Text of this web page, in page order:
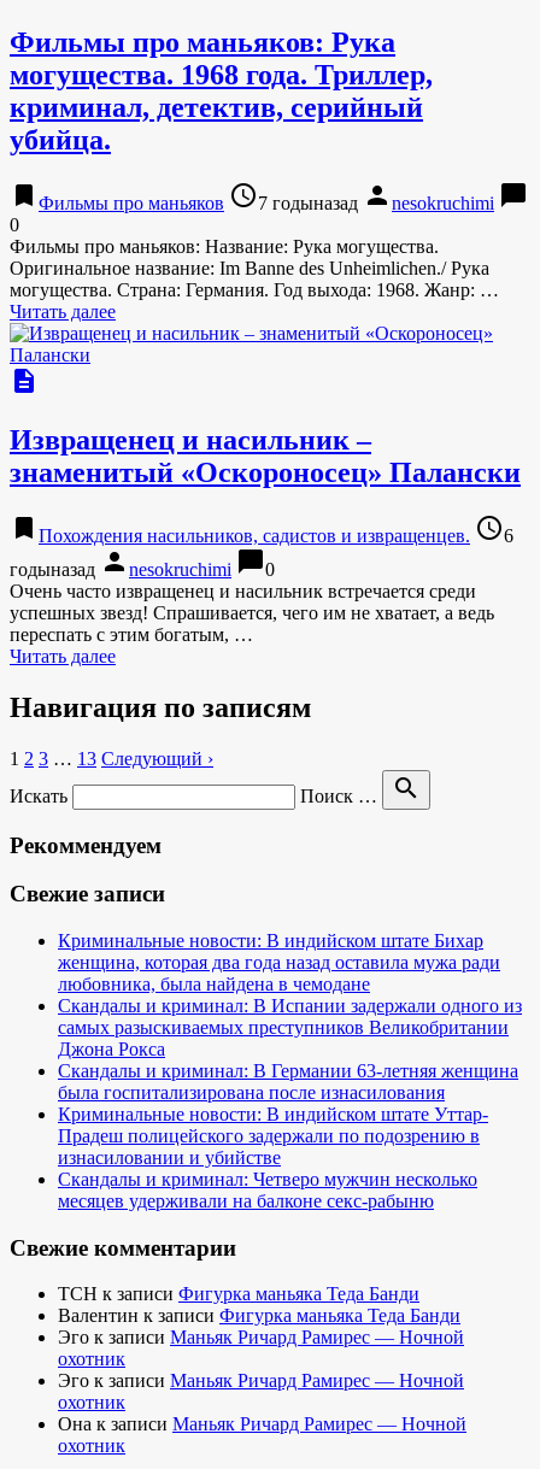
Фильмы про маньяков: Рука
могущества. 1968 года. Триллер,
криминал, детектив, серийный
убийца.
bookmark Фильмы про маньяков access_time7 годыназад person nesokruchimi chat_bubble
0
Фильмы про маньяков: Название: Рука могущества.
Оригинальное название: Im Banne des Unheimlichen./ Рука
могущества. Страна: Германия. Год выхода: 1968. Жанр: …
Читать далее
description
Извращенец и насильник –
знаменитый «Оскороносец» Палански
bookmark Похождения насильников, садистов и извращенцев. access_time6
годыназад person nesokruchimi chat_bubble0
Очень часто извращенец и насильник встречается среди
успешных звезд! Спрашивается, чего им не хватает, а ведь
переспать с этим богатым, …
Читать далее
Навигация по записям
1 2 3 … 13 Следующий ›
Искать
Поиск … search
Рекоммендуем
Свежие записи
Криминальные новости: В индийском штате Бихар
женщина, которая два года назад оставила мужа ради
любовника, была найдена в чемодане
Скандалы и криминал: В Испании задержали одного из
самых разыскиваемых преступников Великобритании
Джона Рокса
Скандалы и криминал: В Германии 63-летняя женщина
была госпитализирована после изнасилования
Криминальные новости: В индийском штате Уттар-
Прадеш полицейского задержали по подозрению в
изнасиловании и убийстве
Скандалы и криминал: Четверо мужчин несколько
месяцев удерживали на балконе секс-рабыню
Свежие комментарии
TCH к записи Фигурка маньяка Теда Банди
Валентин к записи Фигурка маньяка Теда Банди
Эго к записи Маньяк Ричард Рамирес — Ночной
охотник
Эго к записи Маньяк Ричард Рамирес — Ночной
охотник
Она к записи Маньяк Ричард Рамирес — Ночной
охотник